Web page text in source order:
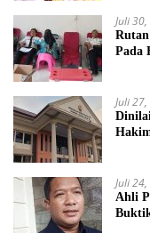
Juli
Pada
Juli
Juli
Ahli